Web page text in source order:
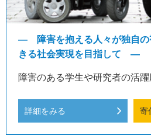
― 障害を抱える人々が独自の
きる社会実現を目指して ―
障害のある学生や研究者の活
詳細をみる 寄